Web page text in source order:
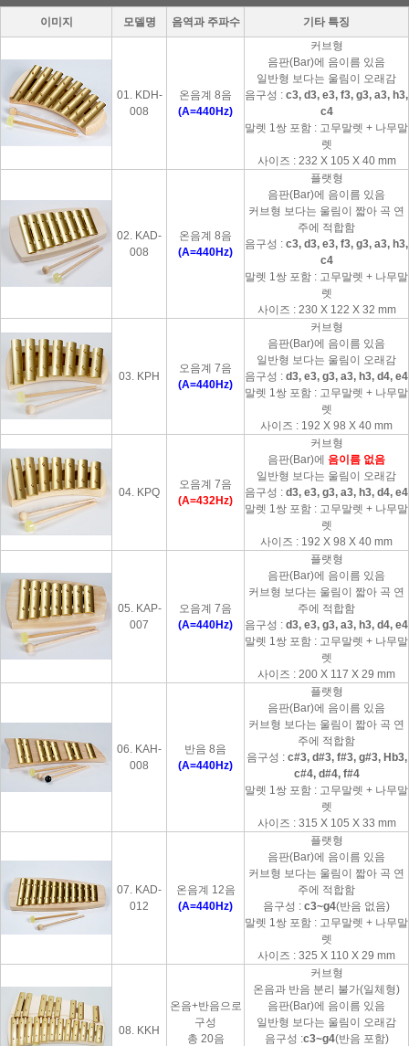
이미지 모델명 음역과 주파수 기타 특징
01. KDH-
008
온음계 8음
(A=440Hz)
커브형
음판(Bar)에 음이름 있음
일반형 보다는 울림이 오래감
음구성 : c3, d3, e3, f3, g3, a3, h3,
c4
말렛 1쌍 포함 : 고무말렛 + 나무말
렛
사이즈 : 232 X 105 X 40 mm
02. KAD-
008
온음계 8음
(A=440Hz)
플랫형
음판(Bar)에 음이름 있음
커브형 보다는 울림이 짧아 곡 연
주에 적합함
음구성 : c3, d3, e3, f3, g3, a3, h3,
c4
말렛 1쌍 포함 : 고무말렛 + 나무말
렛
사이즈 : 230 X 122 X 32 mm
03. KPH
오음계 7음
(A=440Hz)
커브형
음판(Bar)에 음이름 있음
일반형 보다는 울림이 오래감
음구성 : d3, e3, g3, a3, h3, d4, e4
말렛 1쌍 포함 : 고무말렛 + 나무말
렛
사이즈 : 192 X 98 X 40 mm
04. KPQ
오음계 7음
(A=432Hz)
커브형
음판(Bar)에 음이름 없음
일반형 보다는 울림이 오래감
음구성 : d3, e3, g3, a3, h3, d4, e4
말렛 1쌍 포함 : 고무말렛 + 나무말
렛
사이즈 : 192 X 98 X 40 mm
05. KAP-
007
오음계 7음
(A=440Hz)
플랫형
음판(Bar)에 음이름 있음
커브형 보다는 울림이 짧아 곡 연
주에 적합함
음구성 : d3, e3, g3, a3, h3, d4, e4
말렛 1쌍 포함 : 고무말렛 + 나무말
렛
사이즈 : 200 X 117 X 29 mm
06. KAH-
008
반음 8음
(A=440Hz)
플랫형
음판(Bar)에 음이름 있음
커브형 보다는 울림이 짧아 곡 연
주에 적합함
음구성 : c#3, d#3, f#3, g#3, Hb3,
c#4, d#4, f#4
말렛 1쌍 포함 : 고무말렛 + 나무말
렛
사이즈 : 315 X 105 X 33 mm
07. KAD-
012
온음계 12음
(A=440Hz)
플랫형
음판(Bar)에 음이름 있음
커브형 보다는 울림이 짧아 곡 연
주에 적합함
음구성 : c3~g4(반음 없음)
말렛 1쌍 포함 : 고무말렛 + 나무말
렛
사이즈 : 325 X 110 X 29 mm
08. KKH
온음+반음으로
구성
총 20음
커브형
온음과 반음 분리 불가(일체형)
음판(Bar)에 음이름 있음
일반형 보다는 울림이 오래감
음구성 :c3~g4(반음 포함)